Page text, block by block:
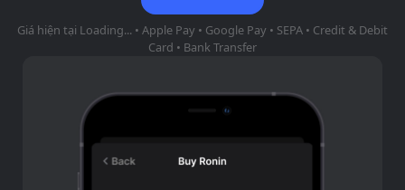
Giá hiện tại Loading... • Apple Pay • Google Pay • SEPA • Credit & Debit
Card • Bank Transfer